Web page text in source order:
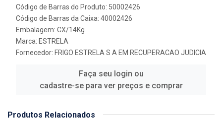
Código de Barras do Produto: 50002426
Código de Barras da Caixa: 40002426
Embalagem: CX/14Kg
Marca: ESTRELA
Fornecedor: FRIGO ESTRELA S A EM RECUPERACAO JUDICIA
Faça seu login ou
cadastre-se para ver preços e comprar
Produtos Relacionados